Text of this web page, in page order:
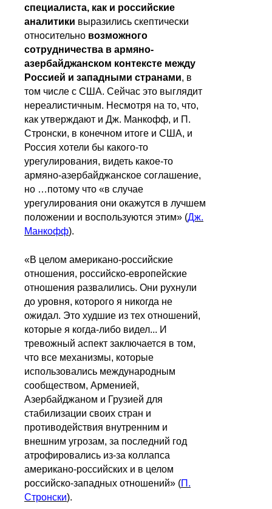
специалиста, как и российские
аналитики выразились скептически
относительно возможного
сотрудничества в армяно-
азербайджанском контексте между
Россией и западными странами, в
том числе с США. Сейчас это выглядит
нереалистичным. Несмотря на то, что,
как утверждают и Дж. Манкофф, и П.
Стронски, в конечном итоге и США, и
Россия хотели бы какого-то
урегулирования, видеть какое-то
армяно-азербайджанское соглашение,
но …потому что «в случае
урегулирования они окажутся в лучшем
положении и воспользуются этим» (Дж.
Манкофф).
«В целом американо-российские
отношения, российско-европейские
отношения развалились. Они рухнули
до уровня, которого я никогда не
ожидал. Это худшие из тех отношений,
которые я когда-либо видел... И
тревожный аспект заключается в том,
что все механизмы, которые
использовались международным
сообществом, Арменией,
Азербайджаном и Грузией для
стабилизации своих стран и
противодействия внутренним и
внешним угрозам, за последний год
атрофировались из-за коллапса
американо-российских и в целом
российско-западных отношений» (П.
Стронски).